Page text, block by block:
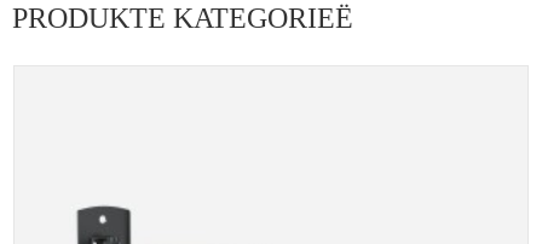
PRODUKTE KATEGORIEË